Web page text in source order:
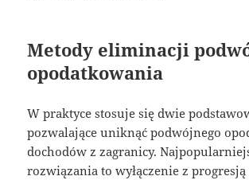
Metody eliminacji
opodatkowania
W praktyce stosuje się dwie
pozwalające uniknąć podwójnego
dochodów z zagranicy.
rozwiązania to wyłączenie z progresją